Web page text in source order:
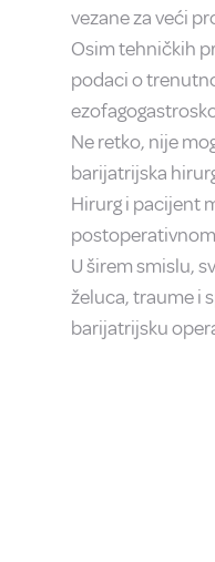
vezane za veći
Osim tehničkih
podaci o
Ne retko, nije
barijatrijska
Hirurg i pacijent
U širem smislu,
želuca, traume i
barijatrijsku